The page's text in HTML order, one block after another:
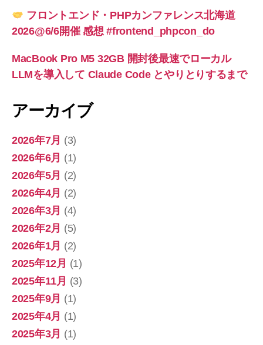
フロントエンド・PHPカンファレンス北海道
2026@6/6開催 感想 #frontend_phpcon_do
MacBook Pro M5 32GB 開封後最速でローカル
LLMを導入して Claude Code とやりとりするまで
アーカイブ
2026年7月 (3)
2026年6月 (1)
2026年5月 (2)
2026年4月 (2)
2026年3月 (4)
2026年2月 (5)
2026年1月 (2)
2025年12月 (1)
2025年11月 (3)
2025年9月 (1)
2025年4月 (1)
2025年3月 (1)